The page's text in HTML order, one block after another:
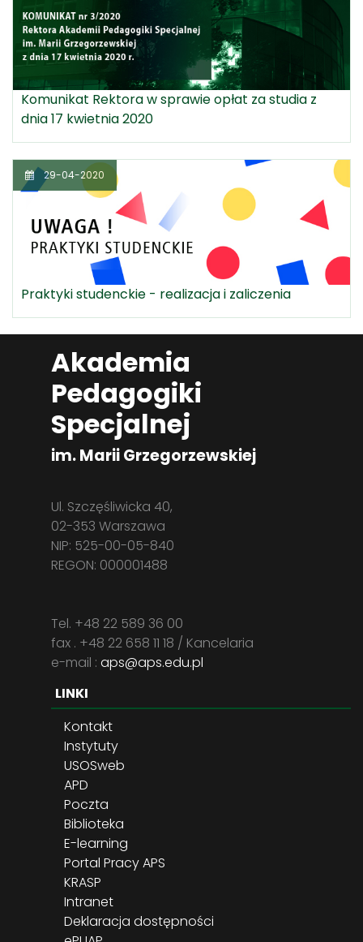
Komunikat Rektora w sprawie opłat za studia z
dnia 17 kwietnia 2020
29-04-2020
Praktyki studenckie - realizacja i zaliczenia
Akademia
Pedagogiki
Specjalnej
im. Marii Grzegorzewskiej
Ul. Szczęśliwicka 40,
02-353 Warszawa
NIP: 525-00-05-840
REGON: 000001488
Tel. +48 22 589 36 00
fax . +48 22 658 11 18 / Kancelaria
e-mail : aps@aps.edu.pl
LINKI
Kontakt
Instytuty
USOSweb
APD
Poczta
Biblioteka
E-learning
Portal Pracy APS
KRASP
Intranet
Deklaracja dostępności